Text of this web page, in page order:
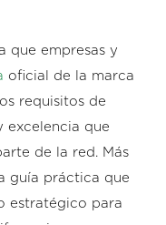
que empresas y
oficial de la marca
requisitos de
excelencia que
de la red. Más
guía práctica que
estratégico para